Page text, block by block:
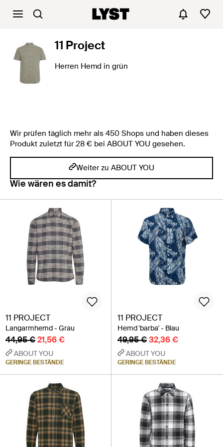
11 Project
Herren Hemd in grün
Wir prüfen täglich mehr als 450 Shops und haben dieses
Produkt zuletzt für 28 € bei ABOUT YOU gesehen.
Weiter zu ABOUT YOU
Wie wären es damit?
11 PROJECT
Langarmhemd - Grau
44,95 €21,56 €
ABOUT YOU
GERINGE BESTÄNDE
11 PROJECT
Hemd 'barba' - Blau
49,95 €32,36 €
ABOUT YOU
GERINGE BESTÄNDE